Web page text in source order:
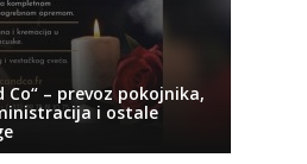
Co“ – prevoz pokojnika,
i ostale